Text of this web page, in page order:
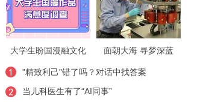
大学生盼国漫融文化 面朝大海 寻梦深蓝
"精致利己"错了吗？对话中找答案
当儿科医生有了“AI同事”